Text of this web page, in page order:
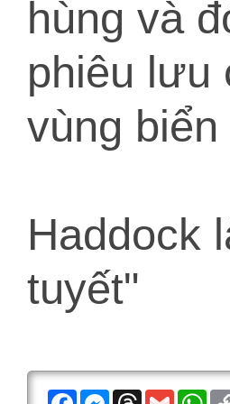
hùng và
phiêu lưu
vùng
Haddock
tuyết"
F
M
T
G
W